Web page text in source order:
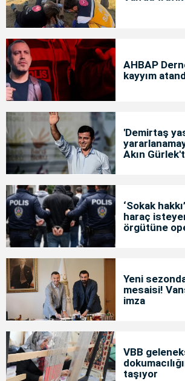
AHBAP
kayyım
'Demirtaş
Akın
‘Sokak
haraç
örgütüne
Yeni
mesaisi!
imza
VBB
taşıyor